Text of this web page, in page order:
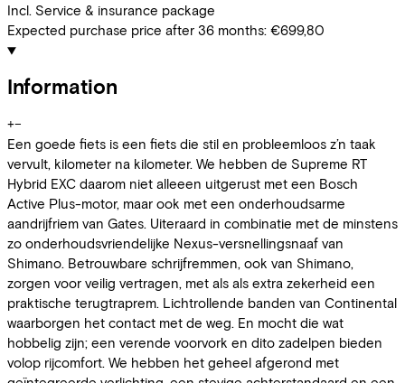
Incl. Service & insurance package
Expected purchase price after 36 months: €699,80
Information
+−
Een goede fiets is een fiets die stil en probleemloos z’n taak
vervult, kilometer na kilometer. We hebben de Supreme RT
Hybrid EXC daarom niet alleeen uitgerust met een Bosch
Active Plus-motor, maar ook met een onderhoudsarme
aandrijfriem van Gates. Uiteraard in combinatie met de minstens
zo onderhoudsvriendelijke Nexus-versnellingsnaaf van
Shimano. Betrouwbare schrijfremmen, ook van Shimano,
zorgen voor veilig vertragen, met als als extra zekerheid een
praktische terugtraprem. Lichtrollende banden van Continental
waarborgen het contact met de weg. En mocht die wat
hobbelig zijn; een verende voorvork en dito zadelpen bieden
volop rijcomfort. We hebben het geheel afgerond met